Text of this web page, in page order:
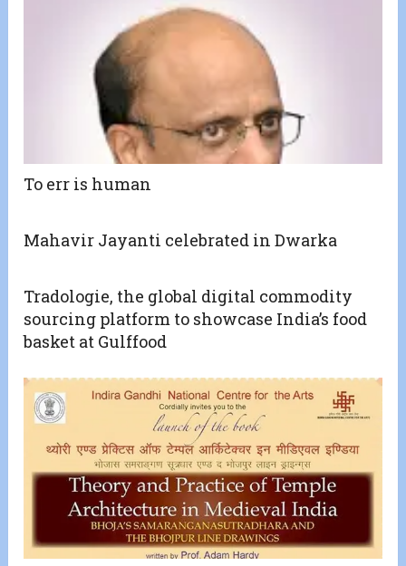
To err is human
Mahavir Jayanti celebrated in Dwarka
Tradologie, the global digital commodity
sourcing platform to showcase India’s food
basket at Gulffood